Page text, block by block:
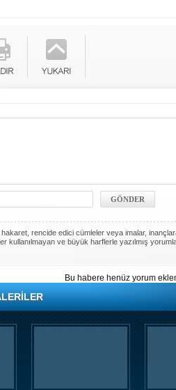
hakaret, rencide edici cümleler veya imalar,
kullanılmayan ve büyük harflerle yazılmış
Bu habere henüz yorum